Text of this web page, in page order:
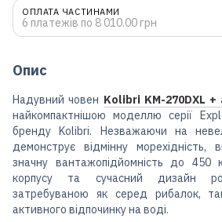
ОПЛАТА ЧАСТИНАМИ
6 платежів по 8 010.00 грн
Опис
Надувний човен Kolibri KM-270DXL +
найкомпактнішою моделлю серії
бренду Kolibri. Незважаючи на
демонструє відмінну морехідність,
значну вантажопідйомність до 450
корпусу та сучасний дизайн
затребуваною як серед рибалок,
активного відпочинку на воді.